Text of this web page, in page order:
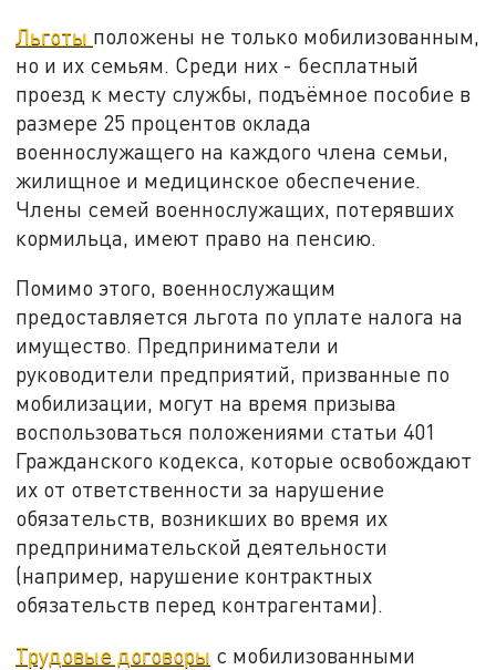
Льготы положены не только мобилизованным,
но и их семьям. Среди них - бесплатный
проезд к месту службы, подъёмное пособие в
размере 25 процентов оклада
военнослужащего на каждого члена семьи,
жилищное и медицинское обеспечение.
Члены семей военнослужащих, потерявших
кормильца, имеют право на пенсию.
Помимо этого, военнослужащим
предоставляется льгота по уплате налога на
имущество. Предприниматели и
руководители предприятий, призванные по
мобилизации, могут на время призыва
воспользоваться положениями статьи 401
Гражданского кодекса, которые освобождают
их от ответственности за нарушение
обязательств, возникших во время их
предпринимательской деятельности
(например, нарушение контрактных
обязательств перед контрагентами).
Трудовые договоры с мобилизованными